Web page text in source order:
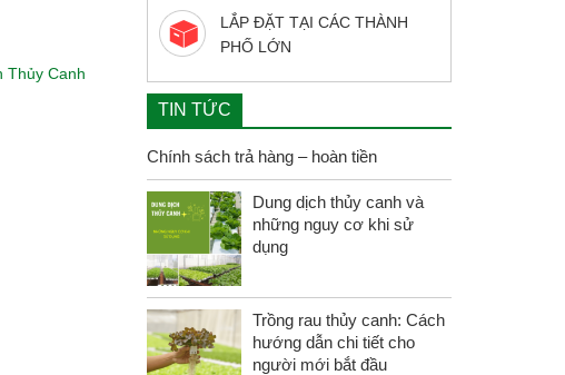
Thủy Canh
LẮP ĐẶT TẠI CÁC THÀNH
PHỐ LỚN
TIN TỨC
Chính sách trả hàng – hoàn tiền
Dung dịch thủy canh và
những nguy cơ khi sử
dụng
Trồng rau thủy canh: Cách
hướng dẫn chi tiết cho
người mới bắt đầu